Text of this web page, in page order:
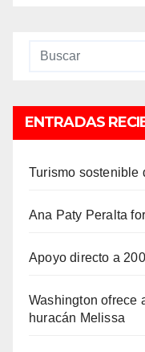
ENTRADAS
Turismo sostenible
Ana Paty Peralta
Apoyo directo a
Washington ofrece
huracán Melissa